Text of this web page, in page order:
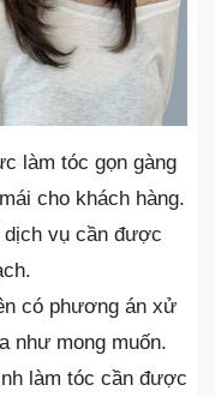
làm tóc gọn gàng
cho khách hàng.
dịch vụ cần được
có phương án xử
như mong muốn.
làm tóc cần được